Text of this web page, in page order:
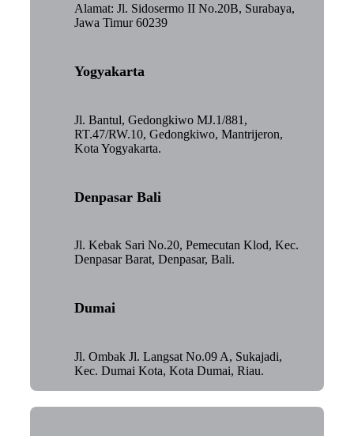
Alamat: Jl. Sidosermo II No.20B, Surabaya,
Jawa Timur 60239
Yogyakarta
Jl. Bantul, Gedongkiwo MJ.1/881,
RT.47/RW.10, Gedongkiwo, Mantrijeron,
Kota Yogyakarta.
Denpasar Bali
Jl. Kebak Sari No.20, Pemecutan Klod, Kec.
Denpasar Barat, Denpasar, Bali.
Dumai
Jl. Ombak Jl. Langsat No.09 A, Sukajadi,
Kec. Dumai Kota, Kota Dumai, Riau.